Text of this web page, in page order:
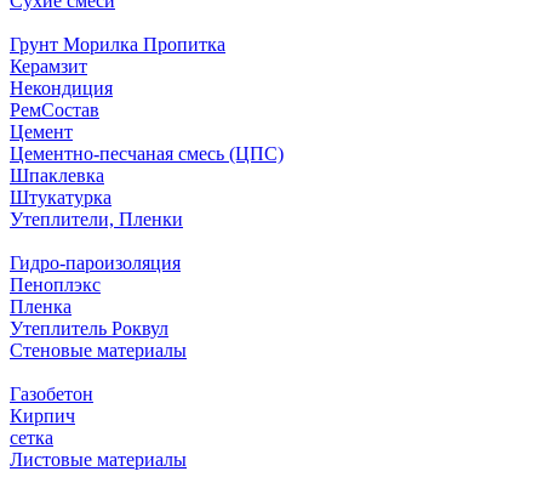
Грунт Морилка Пропитка
Керамзит
Некондиция
РемСостав
Цемент
Цементно-песчаная смесь (ЦПС)
Шпаклевка
Штукатурка
Утеплители, Пленки
Гидро-пароизоляция
Пеноплэкс
Пленка
Утеплитель Роквул
Стеновые материалы
Газобетон
Кирпич
сетка
Листовые материалы